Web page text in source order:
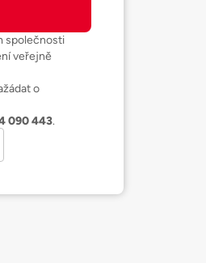
společnosti
veřejně
o
090 443.